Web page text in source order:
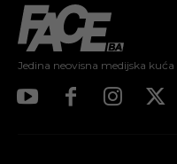
Jedina neovisna medijska kuća